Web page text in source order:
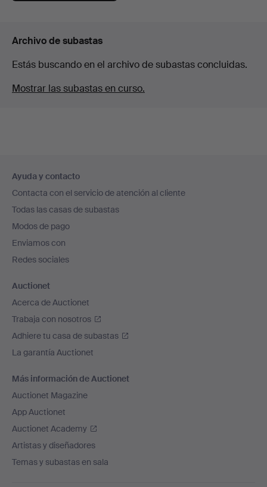
Archivo de subastas
Estás buscando en el archivo de subastas concluidas.
Mostrar las subastas en curso.
en
el
pie
de
página
Ayuda y contacto
Contacta con el servicio de atención al cliente
Todas las casas de subastas
Modos de pago
Enviamos con
Redes sociales
Auctionet
Acerca de Auctionet
Trabaja con nosotros
Adhiere tu casa de subastas
La garantía Auctionet
Más información de Auctionet
Auctionet Magazine
App Auctionet
Auctionet Academy
Artistas y diseñadores
Temas y subastas en sala